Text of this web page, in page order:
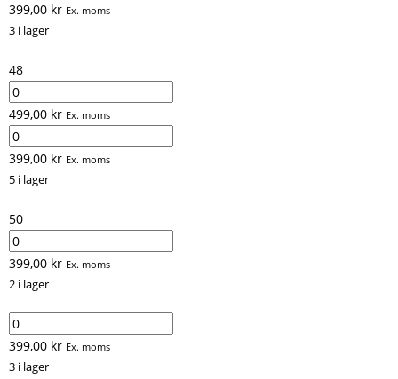
399,00 kr Ex. moms
3 i lager
48
499,00 kr Ex. moms
399,00 kr Ex. moms
5 i lager
50
399,00 kr Ex. moms
2 i lager
399,00 kr Ex. moms
3 i lager